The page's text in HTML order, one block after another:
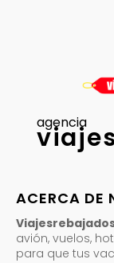
agencia
ACERCA DE
avión, vuelos,
para que tus